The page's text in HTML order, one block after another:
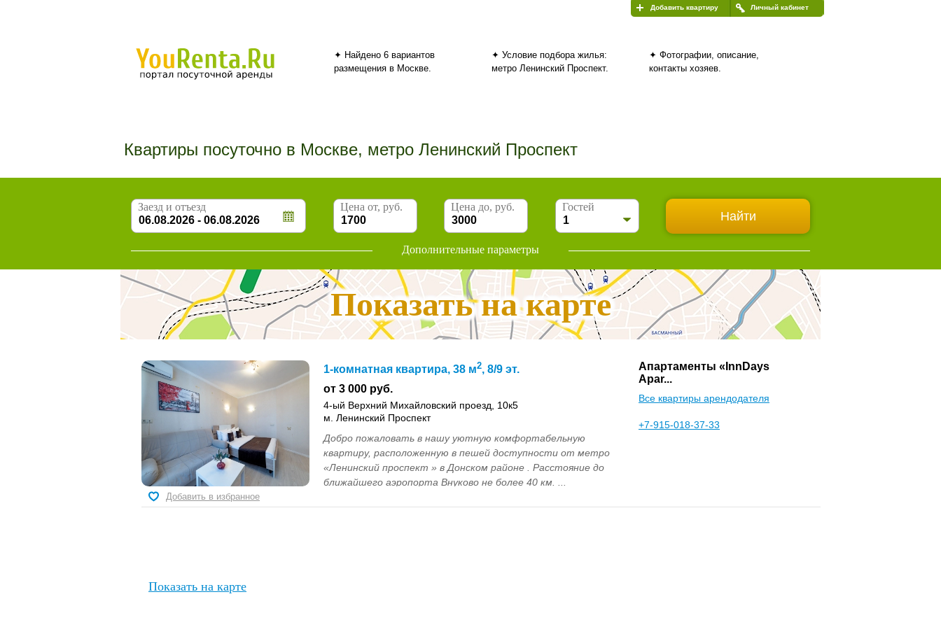
Личный кабинет
Добавить квартиру
✦ Найдено 6 вариантов
размещения в Москве.
✦ Условие подбора жилья:
метро Ленинский Проспект.
✦ Фотографии, описание,
контакты хозяев.
Квартиры посуточно в Москве, метро Ленинский Проспект
Заезд и отъезд Цена от, руб. Цена до, руб. Гостей
Дополнительные параметры
Показать на карте
1-комнатная квартира, 38 м2, 8/9 эт.
от 3 000 руб.
4-ый Верхний Михайловский проезд, 10к5
м. Ленинский Проспект
Добро пожаловать в нашу уютную комфортабельную
квартиру, расположенную в пешей доступности от метро
«Ленинский проспект » в Донском районе . Расстояние до
ближайшего аэропорта Внуково не более 40 км. ...
Апартаменты «InnDays
Apar...
Все квартиры арендодателя
+7-915-018-37-33
Добавить в избранное
Показать на карте